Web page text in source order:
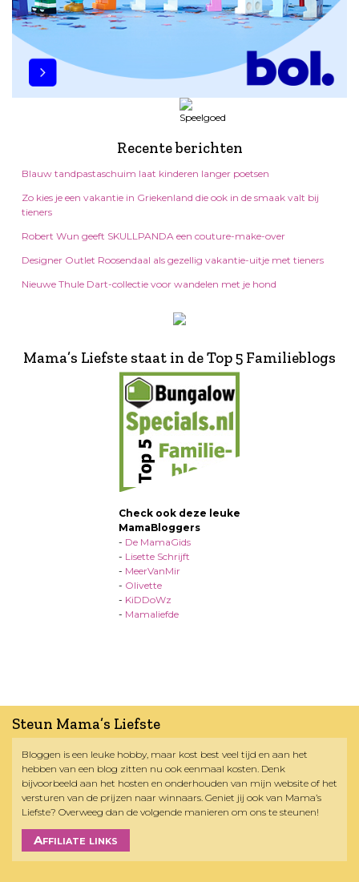
Recente berichten
Blauw tandpastaschuim laat kinderen langer poetsen
Zo kies je een vakantie in Griekenland die ook in de smaak valt bij
tieners
Robert Wun geeft SKULLPANDA een couture-make-over
Designer Outlet Roosendaal als gezellig vakantie-uitje met tieners
Nieuwe Thule Dart-collectie voor wandelen met je hond
Mama’s Liefste staat in de Top 5 Familieblogs
Check ook deze leuke
MamaBloggers
- De MamaGids
- Lisette Schrijft
- MeerVanMir
- Olivette
- KiDDoWz
- Mamaliefde
Steun Mama’s Liefste
Bloggen is een leuke hobby, maar kost best veel tijd en aan het
hebben van een blog zitten nu ook eenmaal kosten. Denk
bijvoorbeeld aan het hosten en onderhouden van mijn website of het
versturen van de prijzen naar winnaars. Geniet jij ook van Mama’s
Liefste? Overweeg dan de volgende manieren om ons te steunen!
Affiliate links